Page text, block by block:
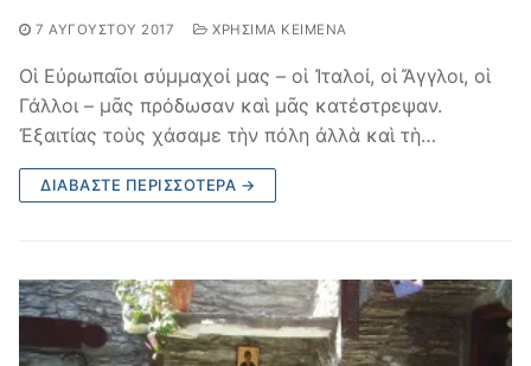
7 ΑΥΓΟΎΣΤΟΥ 2017 ΧΡΉΣΙΜΑ ΚΕΊΜΕΝΑ
Οἱ Εὐρωπαῖοι σύμμαχοί μας – οἱ Ἰταλοί, οἱ Ἄγγλοι, οἱ
Γάλλοι – μᾶς πρόδωσαν καὶ μᾶς κατέστρεψαν.
Ἐξαιτίας τοὺς χάσαμε τὴν πόλη ἀλλὰ καὶ τὴ…
ΔΙΑΒΆΣΤΕ ΠΕΡΙΣΣΌΤΕΡΑ →